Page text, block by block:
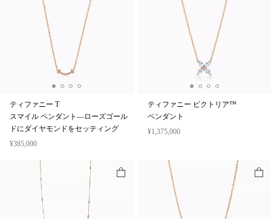
ティファニー T
スマイル ペンダント—ローズゴール
ドにダイヤモンドをセッティング
¥385,000
ティファニー ビクトリア™
ペンダント
¥1,375,000